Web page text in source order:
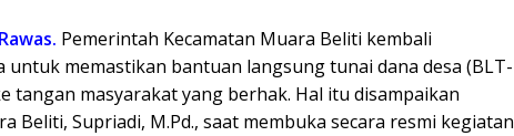
Pemerintah Kecamatan Muara Beliti kembali
untuk memastikan bantuan langsung tunai dana desa (BLT-
tangan masyarakat yang berhak. Hal itu disampaikan
Beliti, Supriadi, M.Pd., saat membuka secara resmi kegiatan